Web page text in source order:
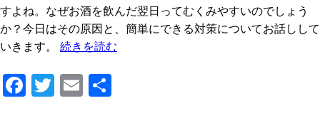
すよね。なぜお酒を飲んだ翌日ってむくみやすいのでしょう
か？今日はその原因と、簡単にできる対策についてお話しして
いきます。 続きを読む
F
T
E